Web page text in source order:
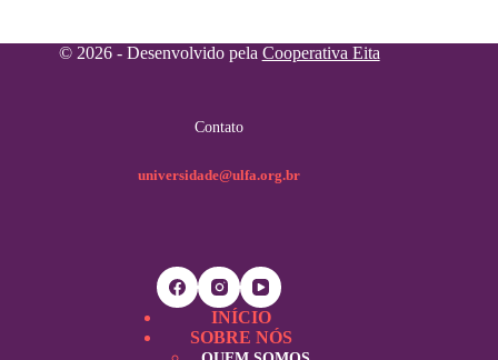
© 2026 - Desenvolvido pela Cooperativa Eita
Contato
universidade@ulfa.org.br
INÍCIO
SOBRE NÓS